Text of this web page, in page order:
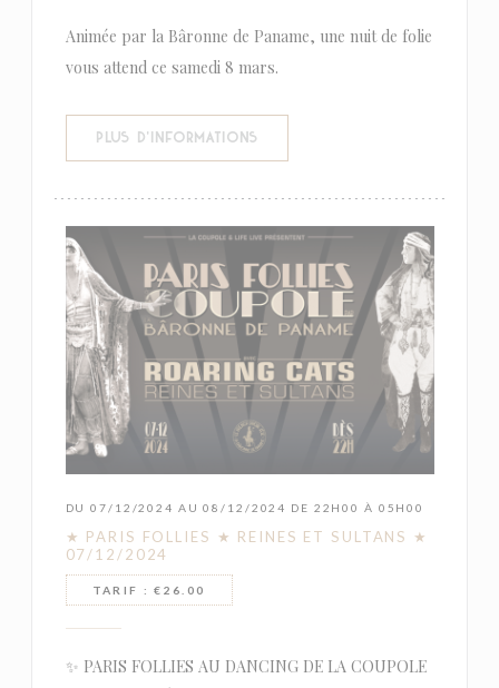
Animée par la Bâronne de Paname, une nuit de folie
vous attend ce samedi 8 mars.
PLUS D'INFORMATIONS
DU 07/12/2024 AU 08/12/2024 DE 22H00 À 05H00
★ PARIS FOLLIES ★ REINES ET SULTANS ★
07/12/2024
TARIF : €26.00
✨ PARIS FOLLIES AU DANCING DE LA COUPOLE